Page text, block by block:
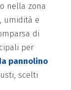
nella zona
umidità e
di
per
pannolino
scelti